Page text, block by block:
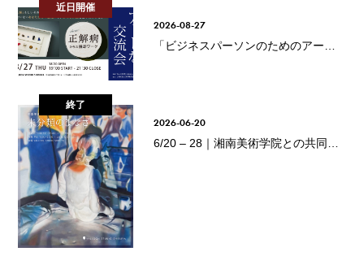
近日開催
2026-08-27
「ビジネスパーソンのためのアート
終了
2026-06-20
6/20 – 28｜湘南美術学院との共同展